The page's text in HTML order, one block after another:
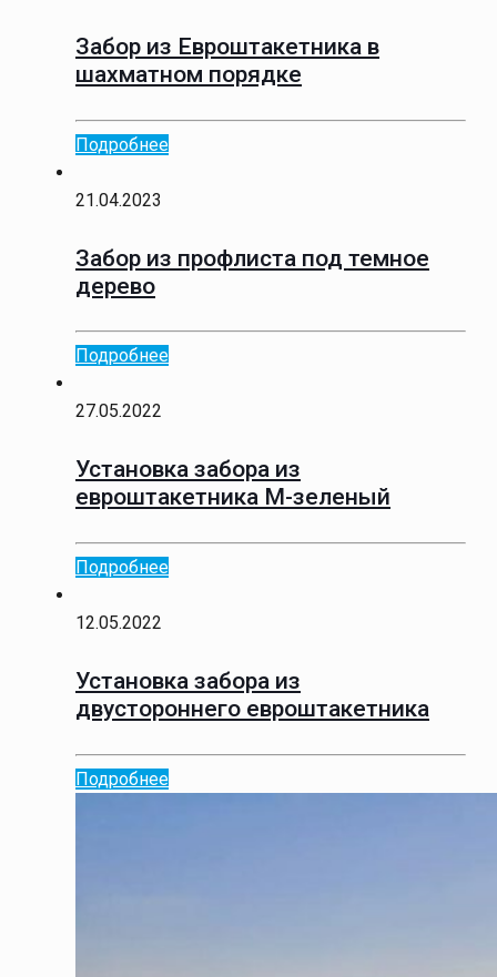
Забор из Евроштакетника в
шахматном порядке
Подробнее
21.04.2023
Забор из профлиста под темное
дерево
Подробнее
27.05.2022
Установка забора из
евроштакетника М-зеленый
Подробнее
12.05.2022
Установка забора из
двустороннего евроштакетника
Подробнее